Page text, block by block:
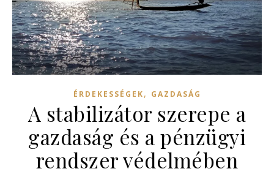
ÉRDEKESSÉGEK, GAZDASÁG
A stabilizátor szerepe a
gazdaság és a pénzügyi
rendszer védelmében